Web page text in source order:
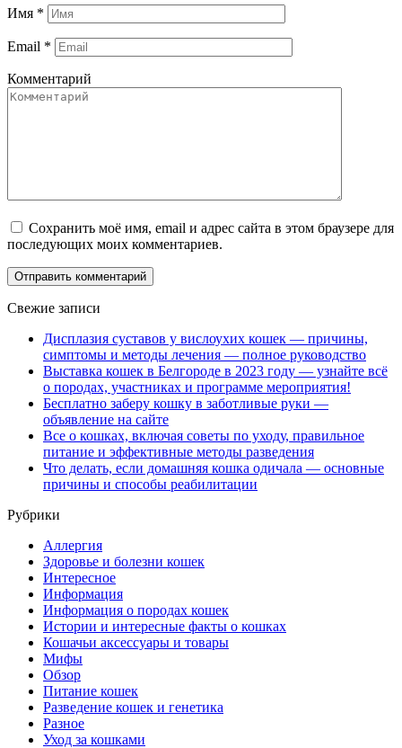
Имя *
Email *
Комментарий
Сохранить моё имя, email и адрес сайта в этом браузере для
последующих моих комментариев.
Свежие записи
Дисплазия суставов у вислоухих кошек — причины,
симптомы и методы лечения — полное руководство
Выставка кошек в Белгороде в 2023 году — узнайте всё
о породах, участниках и программе мероприятия!
Бесплатно заберу кошку в заботливые руки —
объявление на сайте
Все о кошках, включая советы по уходу, правильное
питание и эффективные методы разведения
Что делать, если домашняя кошка одичала — основные
причины и способы реабилитации
Рубрики
Аллергия
Здоровье и болезни кошек
Интересное
Информация
Информация о породах кошек
Истории и интересные факты о кошках
Кошачьи аксессуары и товары
Мифы
Обзор
Питание кошек
Разведение кошек и генетика
Разное
Уход за кошками